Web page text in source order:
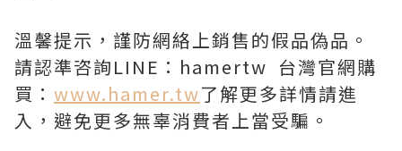
溫馨提示，謹防網絡上銷售的假品偽品。
請認準咨詢LINE：hamertw 台灣官網購
買： www.hamer.tw了解更多詳情請進
入，避免更多無辜消費者上當受騙。